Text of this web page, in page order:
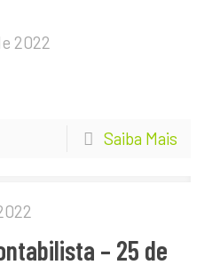
2022
Saiba Mais
– 25 de